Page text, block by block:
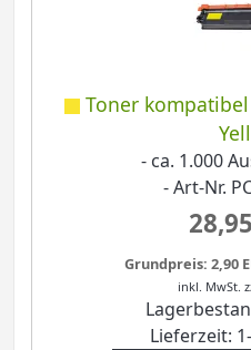
Toner
- ca. 1.000
- Art-Nr.
Grundpreis: 2,90
inkl. MwSt.
Lieferzeit: